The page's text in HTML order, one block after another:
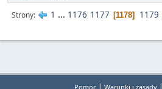
Strony 1 ... 1176 1177 1178 1179
Pomoc Warunki i zasady